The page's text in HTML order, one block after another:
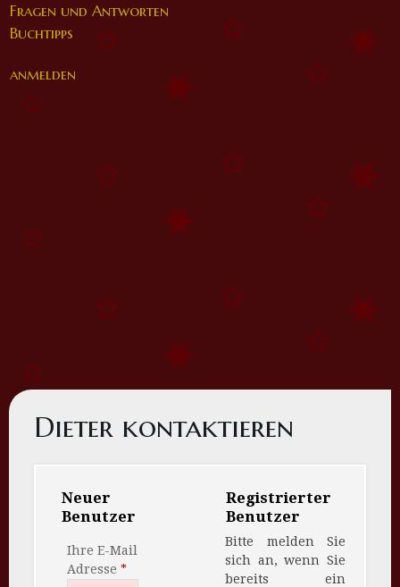
Fragen und Antworten
Buchtipps
anmelden
Dieter kontaktieren
Neuer
Benutzer
Ihre E-Mail
Adresse
Registrierter
Benutzer
Bitte melden Sie
sich an, wenn Sie
bereits ein